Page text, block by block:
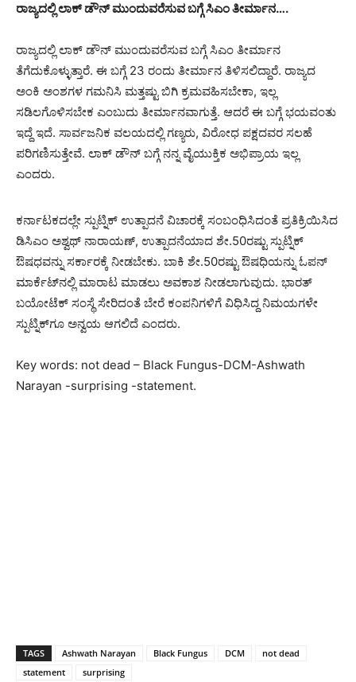
ರಾಜ್ಯದಲ್ಲಿ ಲಾಕ್ ಡೌನ್ ಮುಂದುವರೆಸುವ ಬಗ್ಗೆ ಸಿಎಂ ತೀರ್ಮಾನ….
ರಾಜ್ಯದಲ್ಲಿ ಲಾಕ್ ಡೌನ್ ಮುಂದುವರೆಸುವ ಬಗ್ಗೆ ಸಿಎಂ ತೀರ್ಮಾನ
ತೆಗೆದುಕೊಳ್ಳುತ್ತಾರೆ. ಈ ಬಗ್ಗೆ 23 ರಂದು ತೀರ್ಮಾನ‌ ತಿಳಿಸಲಿದ್ದಾರೆ. ರಾಜ್ಯದ
ಅಂಕಿ ಅಂಶಗಳ ಗಮನಿಸಿ ಮತ್ತಷ್ಟು ಬಿಗಿ ಕ್ರಮವಹಿಸಬೇಕಾ, ಇಲ್ಲ
ಸಡಿಲಗೊಳಿಸಬೇಕ ಎಂಬುದು ತೀರ್ಮಾನವಾಗುತ್ತೆ. ಆದರೆ ಈ ಬಗ್ಗೆ ಭಯವಂತು
ಇದ್ದೆ ಇದೆ. ಸಾರ್ವಜನಿಕ ವಲಯದಲ್ಲಿ ಗಣ್ಯರು, ವಿರೋಧ ಪಕ್ಷದವರ ಸಲಹೆ
ಪರಿಗಣಿಸುತ್ತೇವೆ. ಲಾಕ್ ಡೌನ್ ಬಗ್ಗೆ ನನ್ನ ವೈಯುಕ್ತಿಕ ಅಭಿಪ್ರಾಯ ಇಲ್ಲ
ಎಂದರು.
ಕರ್ನಾಟಕದಲ್ಲೇ ಸ್ಪುಟ್ನಿಕ್ ಉತ್ಪಾದನೆ ವಿಚಾರ‌ಕ್ಕೆ ಸಂಬಂಧಿಸಿದಂತೆ ಪ್ರತಿಕ್ರಿಯಿಸಿದ
ಡಿಸಿಎಂ ಅಶ್ವಥ್ ನಾರಾಯಣ್, ಉತ್ಪಾದನೆಯಾದ ಶೇ.50ರಷ್ಟು ಸ್ಪುಟ್ನಿಕ್
ಔಷಧವನ್ನು ಸರ್ಕಾರಕ್ಕೆ ನೀಡಬೇಕು. ಬಾಕಿ ಶೇ.50ರಷ್ಟು ಔಷಧಿಯನ್ನು ಓಪನ್
ಮಾರ್ಕೆಟ್‌ನಲ್ಲಿ ಮಾರಾಟ ಮಾಡಲು ಅವಕಾಶ ನೀಡಲಾಗುವುದು. ಭಾರತ್
ಬಯೋಟೆಕ್ ಸಂಸ್ಥೆ ಸೇರಿದಂತೆ ಬೇರೆ ಕಂಪನಿಗಳಿಗೆ ವಿಧಿಸಿದ್ದ ನಿಮಯಗಳೇ
ಸ್ಪುಟ್ನಿಕ್‌ಗೂ ಅನ್ವಯ ಆಗಲಿದೆ ಎಂದರು.
Key words: not dead – Black Fungus-DCM-Ashwath
Narayan -surprising -statement.
TAGS Ashwath Narayan Black Fungus DCM
not dead
statement
surprising